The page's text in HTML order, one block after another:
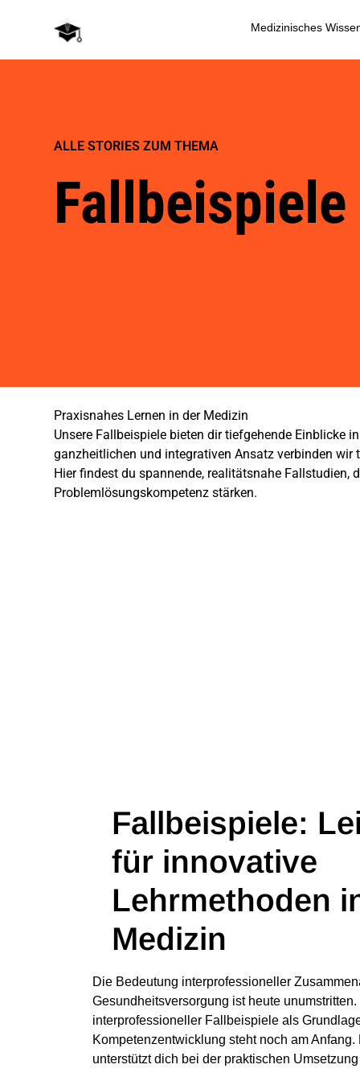
Medizinisches
ALLE STORIES ZUM THEMA
Fallbeispiele
Praxisnahes Lernen in der Medizin
Unsere Fallbeispiele bieten dir tiefgehende Einblicke
ganzheitlichen und integrativen Ansatz verbinden
Hier findest du spannende, realitätsnahe Fallstudien,
Problemlösungskompetenz stärken.
Fallbeispiele:
für innovative
Lehrmethoden
Medizin
Die Bedeutung interprofessioneller
Gesundheitsversorgung ist heute
interprofessioneller Fallbeispiele als
Kompetenzentwicklung steht noch am Anfang.
unterstützt dich bei der praktischen Umsetzung